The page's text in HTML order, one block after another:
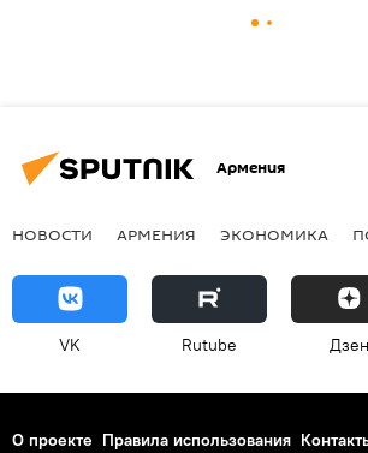
Армения
НОВОСТИ АРМЕНИЯ ЭКОНОМИКА
VK Rutube Дзен
О проекте Правила использования